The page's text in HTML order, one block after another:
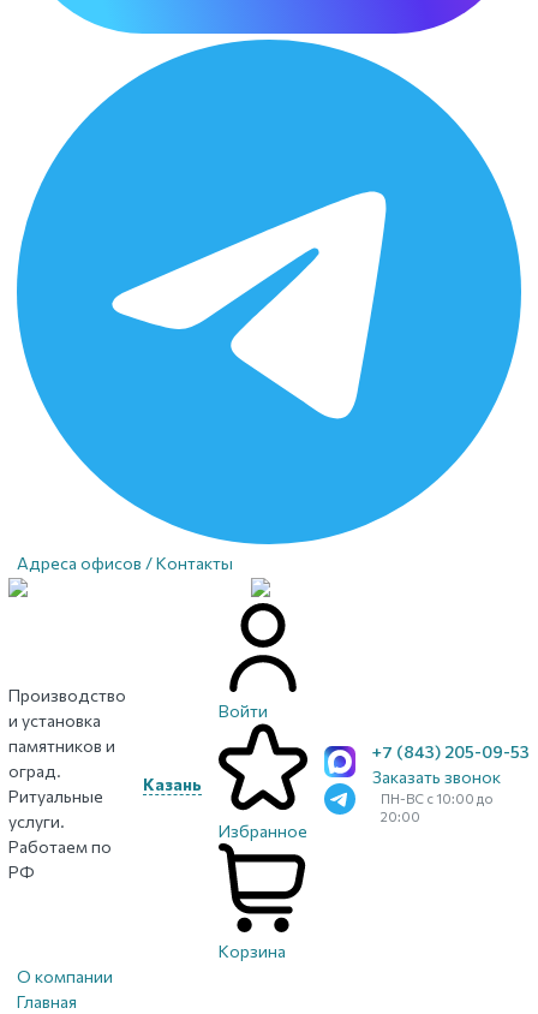
Адреса офисов / Контакты
Производство
и установка
памятников и
оград.
Ритуальные
услуги.
Работаем по
РФ
Казань
Войти
Избранное
Корзина
+7 (843) 205-09-53
Заказать звонок
ПН-ВС с 10:00 до
20:00
О компании
Главная